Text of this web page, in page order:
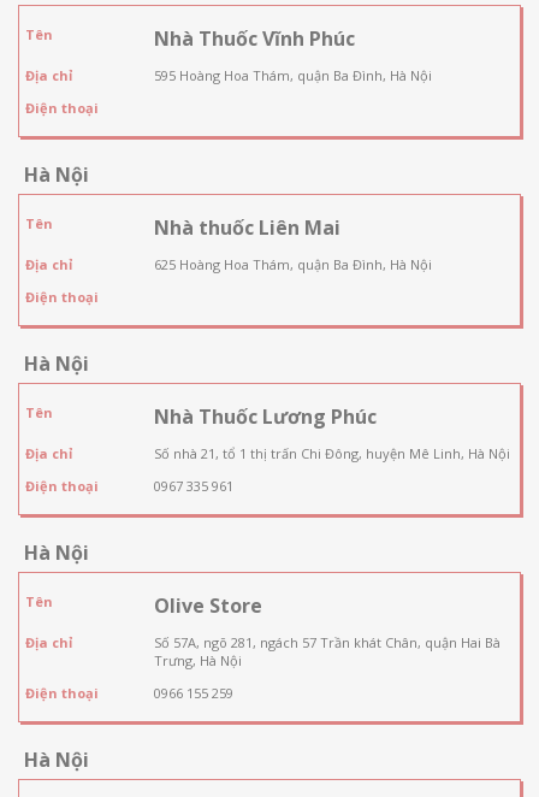
Tên Nhà Thuốc Vĩnh Phúc
Địa chỉ
595 Hoàng Hoa Thám, quận Ba Đình, Hà Nội
Điện thoại
Hà Nội
Tên Nhà thuốc Liên Mai
Địa chỉ
625 Hoàng Hoa Thám, quận Ba Đình, Hà Nội
Điện thoại
Hà Nội
Tên Nhà Thuốc Lương Phúc
Địa chỉ
Số nhà 21, tổ 1 thị trấn Chi Đông, huyện Mê Linh, Hà Nội
Điện thoại
0967 335 961
Hà Nội
Tên Olive Store
Địa chỉ
Số 57A, ngõ 281, ngách 57 Trần khát Chân, quận Hai Bà
Trưng, Hà Nội
Điện thoại
0966 155 259
Hà Nội